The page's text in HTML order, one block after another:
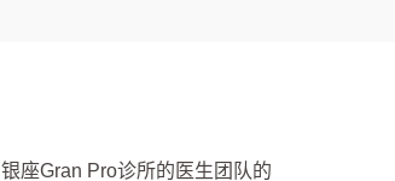
银座Gran Pro诊所的医生团队的